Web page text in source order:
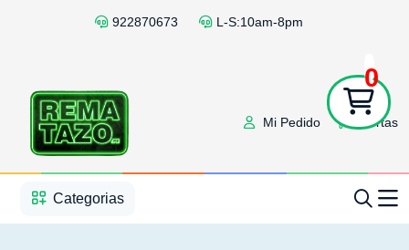
922870673 L-S:10am-8pm
Mi Pedido Ofertas
0
Categorias